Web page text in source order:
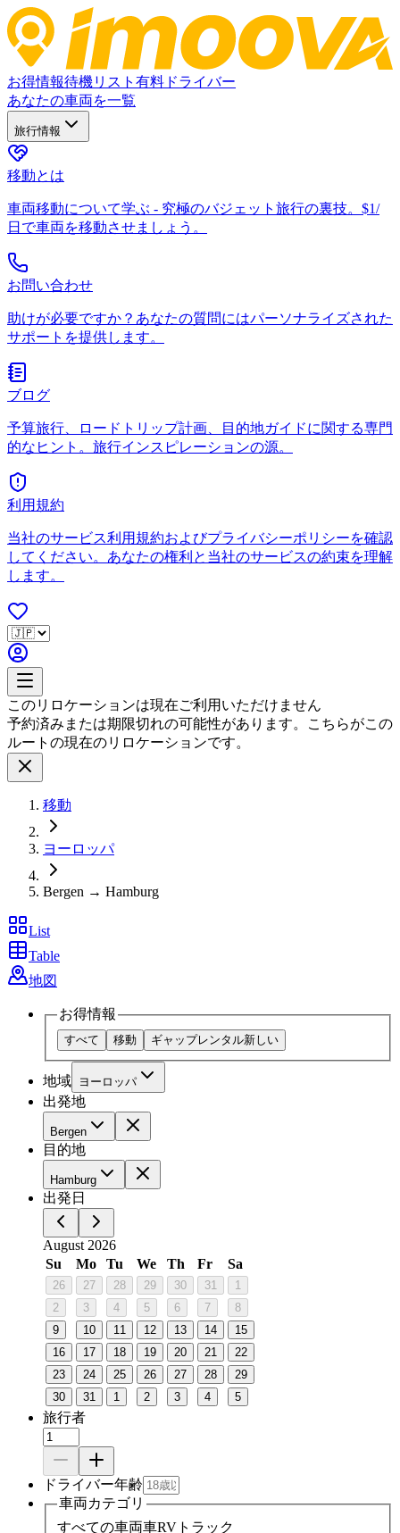
お得情報待機リスト 有料ドライバー
あなたの車両を一覧
旅行情報
移動とは
車両移動について学ぶ - 究極のバジェット旅行の裏技。$1/
日で車両を移動させましょう。
お問い合わせ
助けが必要ですか？あなたの質問にはパーソナライズされた
サポートを提供します。
ブログ
予算旅行、ロードトリップ計画、目的地ガイドに関する専門
的なヒント。旅行インスピレーションの源。
利用規約
当社のサービス利用規約およびプライバシーポリシーを確認
してください。あなたの権利と当社のサービスの約束を理解
します。
このリロケーションは現在ご利用いただけません
予約済みまたは期限切れの可能性があります。こちらがこの
ルートの現在のリロケーションです。
移動
ヨーロッパ
Bergen → Hamburg
List
Table
地図
お得情報
すべて 移動 ギャップレンタル新しい
地域 ヨーロッパ
出発地
Bergen
目的地
Hamburg
出発日
August 2026
Su
Mo Tu We Th Fr Sa
26 27 28 29 30 31
1
2
3 4 5 6 7
8
9
10 11 12 13 14
15
16
17 18 19 20 21
22
23
24 25 26 27 28
29
30
31 1 2 3 4 5
旅行者
ドライバー年齢
車両カテゴリ
すべての車両車RV トラック